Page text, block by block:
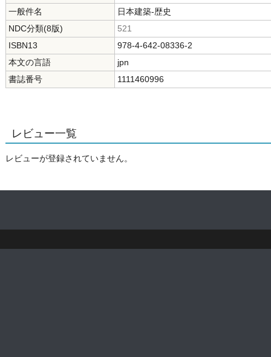
一般件名
日本建築-歴史
NDC分類(8版)
521
ISBN13
978-4-642-08336-2
本文の言語
jpn
書誌番号
1111460996
レビュー一覧
レビューが登録されていません。